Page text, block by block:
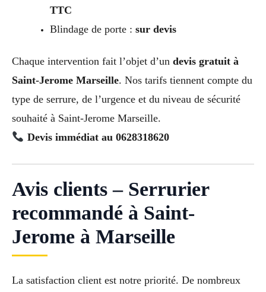
TTC
Blindage de porte : sur devis
Chaque intervention fait l’objet d’un devis gratuit à
Saint-Jerome Marseille. Nos tarifs tiennent compte du
type de serrure, de l’urgence et du niveau de sécurité
souhaité à Saint-Jerome Marseille.
Devis immédiat au 0628318620
Avis clients – Serrurier
recommandé à Saint-
Jerome à Marseille
La satisfaction client est notre priorité. De nombreux